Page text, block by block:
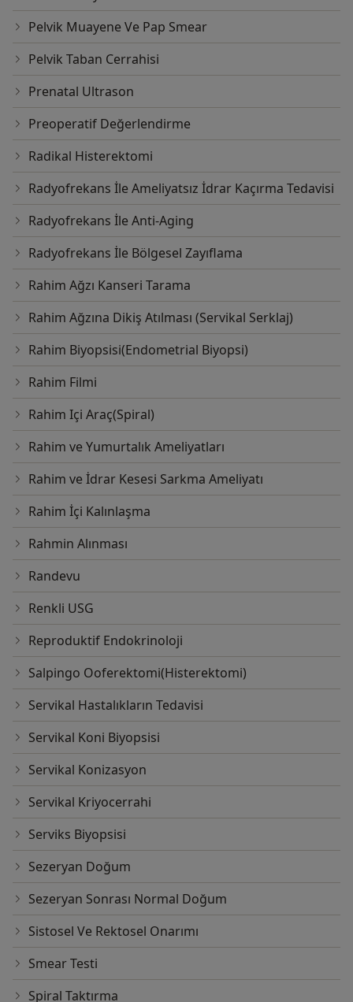
Pelvik Muayene Ve Pap Smear
Pelvik Taban Cerrahisi
Prenatal Ultrason
Preoperatif Değerlendirme
Radikal Histerektomi
Radyofrekans İle Ameliyatsız İdrar Kaçırma Tedavisi
Radyofrekans İle Anti-Aging
Radyofrekans İle Bölgesel Zayıflama
Rahim Ağzı Kanseri Tarama
Rahim Ağzına Dikiş Atılması (Servikal Serklaj)
Rahim Biyopsisi(Endometrial Biyopsi)
Rahim Filmi
Rahim Içi Araç(Spiral)
Rahim ve Yumurtalık Ameliyatları
Rahim ve İdrar Kesesi Sarkma Ameliyatı
Rahim İçi Kalınlaşma
Rahmin Alınması
Randevu
Renkli USG
Reproduktif Endokrinoloji
Salpingo Ooferektomi(Histerektomi)
Servikal Hastalıkların Tedavisi
Servikal Koni Biyopsisi
Servikal Konizasyon
Servikal Kriyocerrahi
Serviks Biyopsisi
Sezeryan Doğum
Sezeryan Sonrası Normal Doğum
Sistosel Ve Rektosel Onarımı
Smear Testi
Spiral Taktırma